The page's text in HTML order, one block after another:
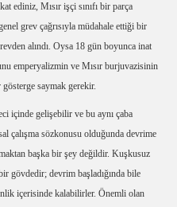
ediniz, Mısır işçi sınıfı bir parça
grev çağrısıyla müdahale ettiği bir
alındı. Oysa 18 gün boyunca inat
emperyalizmin ve Mısır burjuvazisinin
saymak gerekir.
içinde gelişebilir ve bu aynı çaba
çalışma sözkonusu olduğunda devrime
başka bir şey değildir. Kuşkusuz
gövdedir; devrim başladığında bile
içerisinde kalabilirler. Önemli olan